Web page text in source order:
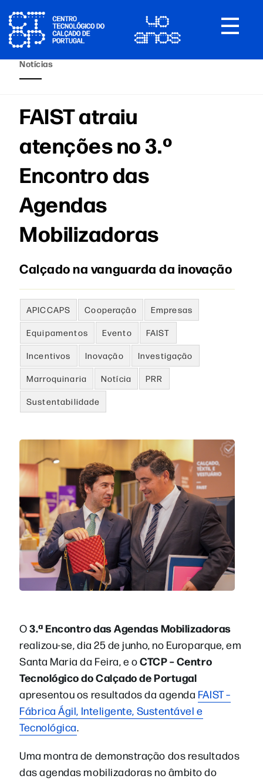
Toggle
Notícias
FAIST atraiu
atenções no 3.º
Encontro das
Agendas
Mobilizadoras
Calçado na vanguarda da inovação
APICCAPS Cooperação Empresas
Equipamentos Evento FAIST
Incentivos Inovação Investigação
Marroquinaria Notícia PRR
Sustentabilidade
O3.ª Encontro das Agendas Mobilizadoras
realizou-se, dia 25 de junho, no Europarque, em
Santa Maria da Feira, e oCTCP – Centro
Tecnológico do Calçado de Portugal
apresentou os resultados da agenda FAIST –
Fábrica Ágil, Inteligente, Sustentável e
Tecnológica.
Uma montra de demonstração dos resultados
das agendas mobilizadoras no âmbito do